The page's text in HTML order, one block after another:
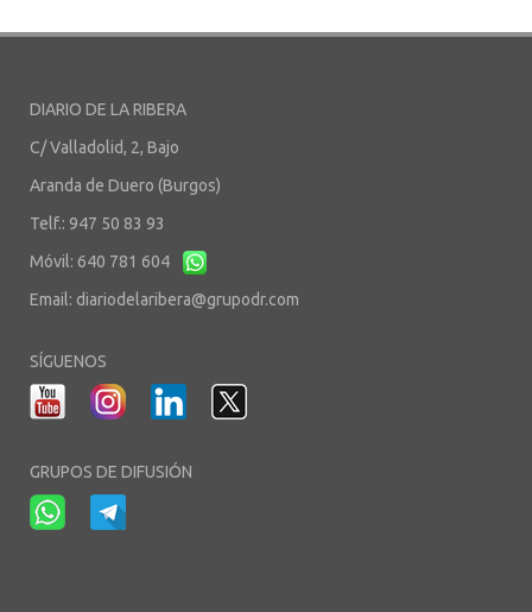
DIARIO DE LA RIBERA
C/ Valladolid, 2, Bajo
Aranda de Duero (Burgos)
Telf.: 947 50 83 93
Móvil: 640 781 604
Email: diariodelaribera@grupodr.com
SÍGUENOS
GRUPOS DE DIFUSIÓN